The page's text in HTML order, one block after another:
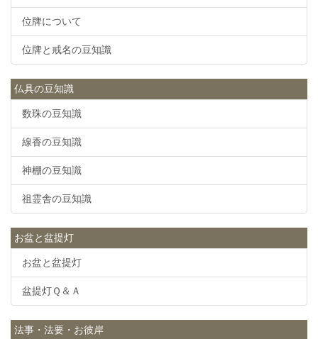
位牌について
位牌と戒名の豆知識
仏具の豆知識
数珠の豆知識
線香の豆知識
神棚の豆知識
祖霊舎の豆知識
お盆と盆提灯
お盆と盆提灯
盆提灯Ｑ＆Ａ
法事・法要・お彼岸